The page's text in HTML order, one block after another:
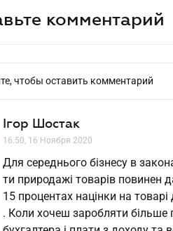
комментарий
чтобы оставить комментарий
Ігор Шостак
16.50, 16 Ноября 2020
Для середнього бізнесу в
ти природажі товарів повинен
15 процентах націнки на
. Коли хочеш заробляти більше